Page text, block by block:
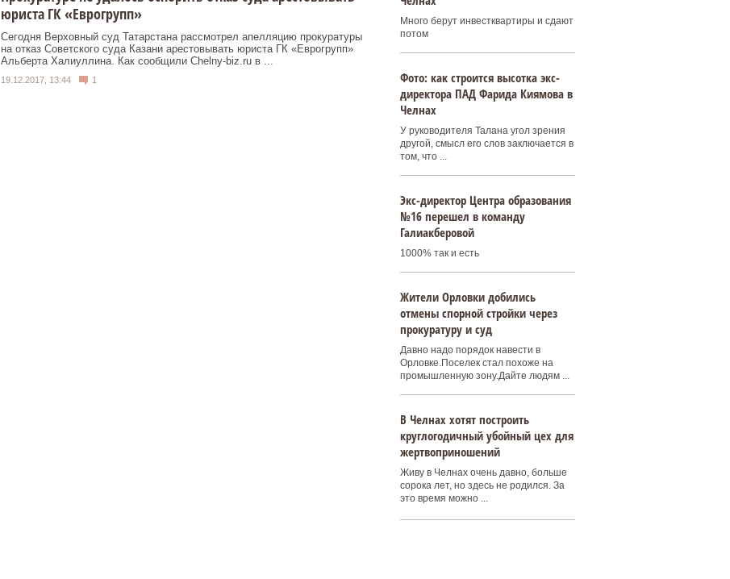
юриста ГК «Еврогрупп»
Сегодня Верховный суд Татарстана рассмотрел апелляцию прокуратуры
на отказ Советского суда Казани арестовывать юриста ГК «Еврогрупп»
Альберта Халиуллина. Как сообщили Chelny-biz.ru в ...
19.12.2017, 13:44 1
Много берут инвестквартиры и сдают
потом
Фото: как строится высотка экс-
директора ПАД Фарида Киямова в
Челнах
У руководителя Талана угол зрения
другой, смысл его слов заключается в
том, что ...
Экс-директор Центра образования
№16 перешел в команду
Галиакберовой
1000% так и есть
Жители Орловки добились
отмены спорной стройки через
прокуратуру и суд
Давно надо порядок навести в
Орловке.Поселек стал похоже на
промышленную зону.Дайте людям ...
В Челнах хотят построить
круглогодичный убойный цех для
жертвоприношений
Живу в Челнах очень давно, больше
сорока лет, но здесь не родился. За
это время можно ...